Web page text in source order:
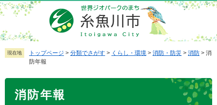
ペ
ー
ジ
の
先
メ
ニ
ュ
ー
を現在地 トップページ > 分類でさがす > くらし・環境 > 消防・防災 > 消防 > 消
防年報
消防年報